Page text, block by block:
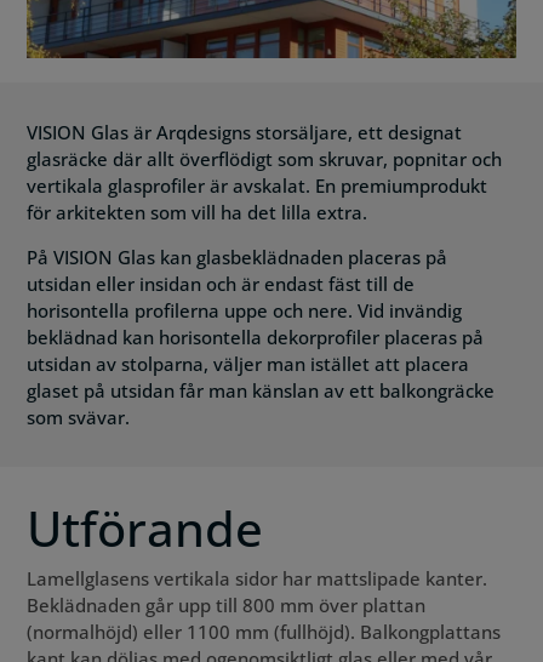
VISION Glas är Arqdesigns storsäljare, ett designat
glasräcke där allt överflödigt som skruvar, popnitar och
vertikala glasprofiler är avskalat. En premiumprodukt
för arkitekten som vill ha det lilla extra.
På VISION Glas kan glasbeklädnaden placeras på
utsidan eller insidan och är endast fäst till de
horisontella profilerna uppe och nere. Vid invändig
beklädnad kan horisontella dekorprofiler placeras på
utsidan av stolparna, väljer man istället att placera
glaset på utsidan får man känslan av ett balkongräcke
som svävar.
Utförande
Lamellglasens vertikala sidor har mattslipade kanter.
Beklädnaden går upp till 800 mm över plattan
(normalhöjd) eller 1100 mm (fullhöjd). Balkongplattans